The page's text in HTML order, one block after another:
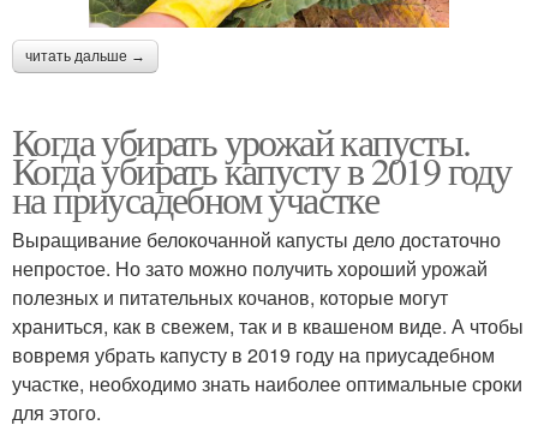
читать дальше →
Когда убирать урожай капусты.
Когда убирать капусту в 2019 году
на приусадебном участке
Выращивание белокочанной капусты дело достаточно
непростое. Но зато можно получить хороший урожай
полезных и питательных кочанов, которые могут
храниться, как в свежем, так и в квашеном виде. А чтобы
вовремя убрать капусту в 2019 году на приусадебном
участке, необходимо знать наиболее оптимальные сроки
для этого.